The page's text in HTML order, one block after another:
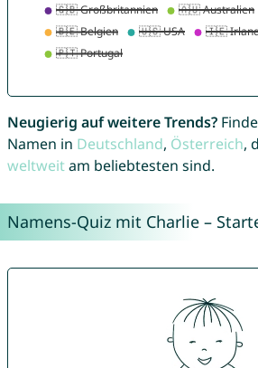
Neugierig auf weitere Trends?
Namen in Deutschland, Österreich,
weltweitam beliebtesten sind.
Namens-Quiz mit Charlie –